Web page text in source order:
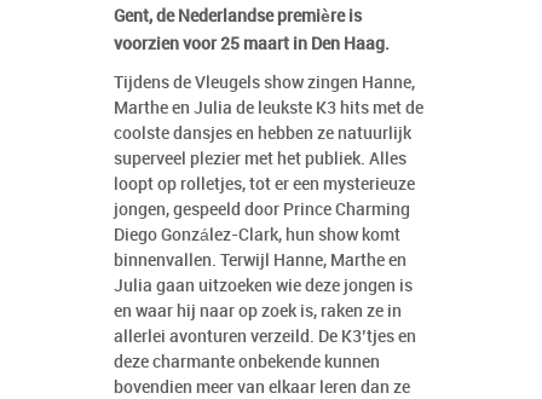
Gent, de Nederlandse première is
voorzien voor 25 maart in Den Haag.
Tijdens de Vleugels show zingen Hanne,
Marthe en Julia de leukste K3 hits met de
coolste dansjes en hebben ze natuurlijk
superveel plezier met het publiek. Alles
loopt op rolletjes, tot er een mysterieuze
jongen, gespeeld door Prince Charming
Diego González-Clark, hun show komt
binnenvallen. Terwijl Hanne, Marthe en
Julia gaan uitzoeken wie deze jongen is
en waar hij naar op zoek is, raken ze in
allerlei avonturen verzeild. De K3’tjes en
deze charmante onbekende kunnen
bovendien meer van elkaar leren dan ze